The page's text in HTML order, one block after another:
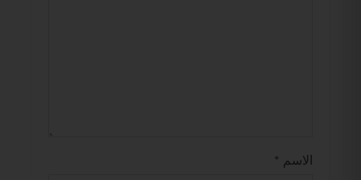
الاسم *